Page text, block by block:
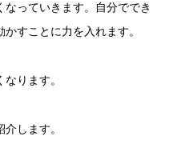
っていきます。自分ででき
すことに力を入れます。
ります。
します。